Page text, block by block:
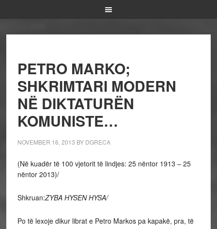
PETRO MARKO;
SHKRIMTARI MODERN
NË DIKTATURËN
KOMUNISTE…
NOVEMBER 16, 2013 BY DGRECA
(Në kuadër të 100 vjetorit të lindjes: 25 nëntor 1913 – 25
nëntor 2013)/
Shkruan:ZYBA HYSEN HYSA/
Po të lexoje dikur librat e Petro Markos pa kapakë, pra, të